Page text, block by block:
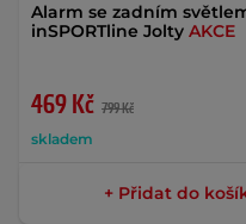
Alarm se zadním
inSPORTline Jolty AKCE
469 Kč 799 Kč
skladem
+ Přidat do